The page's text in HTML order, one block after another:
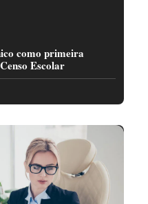
como primeira
Escolar